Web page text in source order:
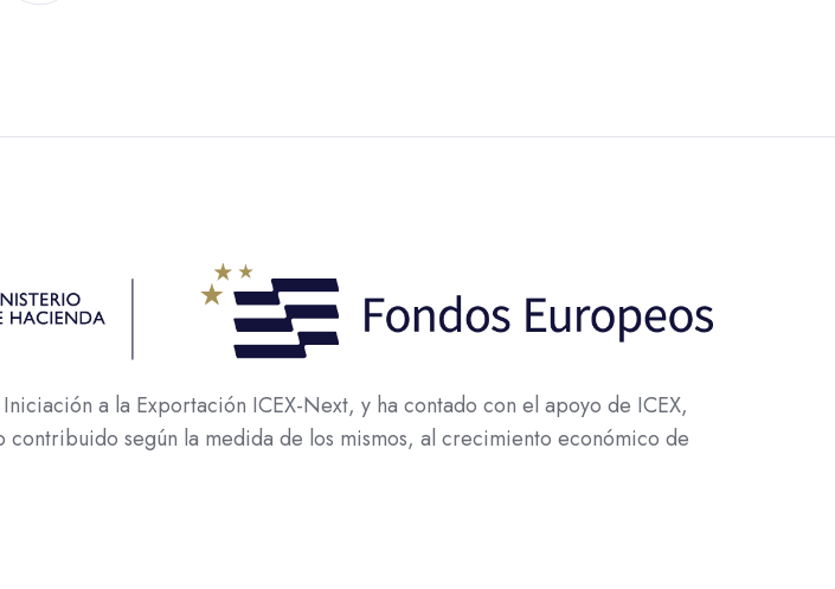
a la Exportación ICEX-Next, y ha contado con el apoyo de ICEX,
según la medida de los mismos, al crecimiento económico de